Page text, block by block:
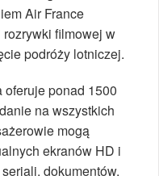
Air France
rozrywki filmowej w
podróży lotniczej.
ponad 1500
na wszystkich
mogą
ekranów HD i
dokumentów,